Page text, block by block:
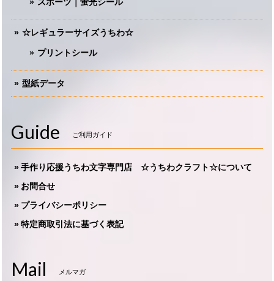
スポーツ｜蛍光シール
☆レギュラーサイズうちわ☆
プリントシール
型紙データ
Guide ご利用ガイド
手作り応援うちわ文字専門店 ☆うちわクラフト☆について
お問合せ
プライバシーポリシー
特定商取引法に基づく表記
Mail メルマガ